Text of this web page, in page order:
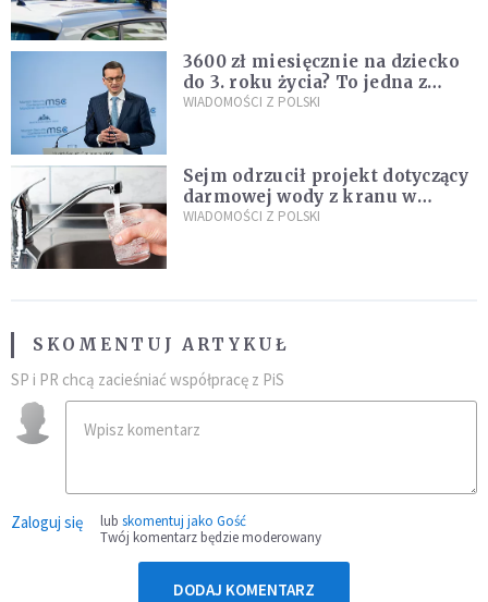
3600 zł miesięcznie na dziecko
do 3. roku życia? To jedna z
propozycji programu "Rozwój
WIADOMOŚCI Z POLSKI
Sejm odrzucił projekt dotyczący
darmowej wody z kranu w
restauracjach
WIADOMOŚCI Z POLSKI
SKOMENTUJ ARTYKUŁ
SP i PR chcą zacieśniać współpracę z PiS
Zaloguj się lub skomentuj jako Gość
Twój komentarz będzie moderowany
DODAJ KOMENTARZ